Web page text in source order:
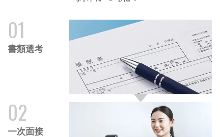
01
書類選考
02
一次面接